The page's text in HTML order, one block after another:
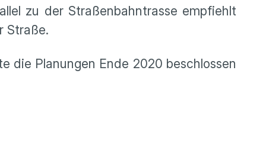
zu der Straßenbahntrasse empfiehlt
Straße.
die Planungen Ende 2020 beschlossen